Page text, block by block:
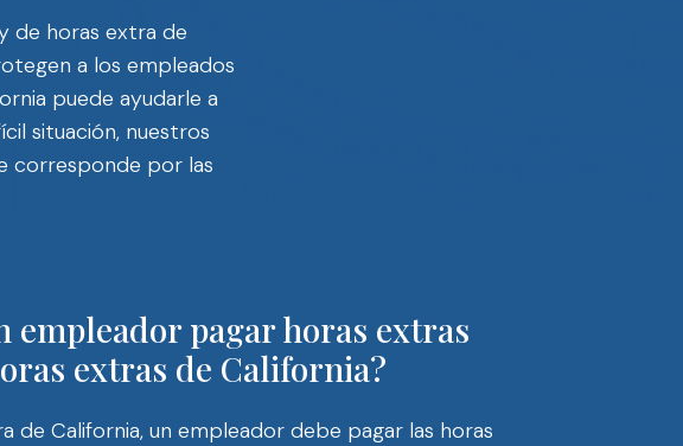
de horas extra de
a los empleados
puede ayudarle a
situación, nuestros
corresponde por las
empleador pagar horas extras
extras de California?
de California, un empleador debe pagar las horas